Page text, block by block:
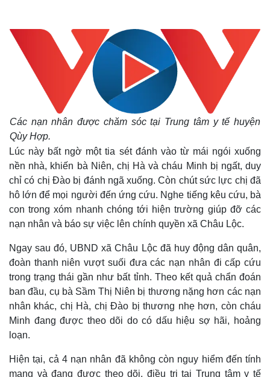
Các nạn nhân được chăm sóc tại Trung tâm y tế huyện
Qùy Hợp.
Lúc này bất ngờ một tia sét đánh vào từ mái ngói xuống
nền nhà, khiến bà Niên, chị Hà và cháu Minh bị ngất, duy
chỉ có chị Đào bị đánh ngã xuống. Còn chút sức lực chị đã
hô lớn để mọi người đến ứng cứu. Nghe tiếng kêu cứu, bà
con trong xóm nhanh chóng tới hiện trường giúp đỡ các
nạn nhân và báo sự việc lên chính quyền xã Châu Lộc.
Ngay sau đó, UBND xã Châu Lộc đã huy động dân quân,
đoàn thanh niên vượt suối đưa các nạn nhân đi cấp cứu
trong trạng thái gần như bất tỉnh. Theo kết quả chẩn đoán
ban đầu, cụ bà Sầm Thị Niên bị thương nặng hơn các nạn
nhân khác, chị Hà, chị Đào bị thương nhẹ hơn, còn cháu
Minh đang được theo dõi do có dấu hiệu sợ hãi, hoảng
loạn.
Hiện tại, cả 4 nạn nhân đã không còn nguy hiểm đến tính
mạng và đang được theo dõi, điều trị tại Trung tâm y tế